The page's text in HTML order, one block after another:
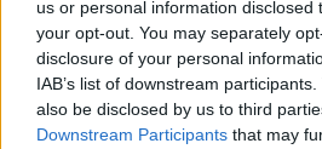
us or personal information disclosed
your opt-out. You may separately
disclosure of your personal
IAB’s list of downstream
also be disclosed by us to third
Downstream Participants that may